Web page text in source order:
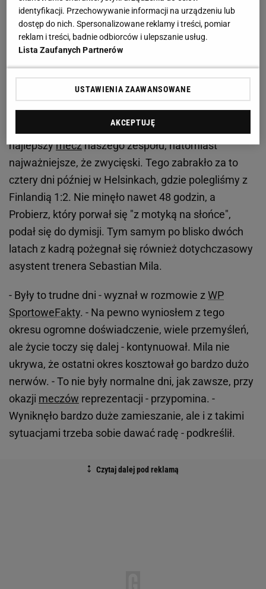
Zobacz wideo
"Były to trudne dni"
Reprezentacja Polski dokładnie 6 czerwca pokonała
w towarzyskim spotkaniu Mołdawię 2:0. Był to nie
najlepszymecznaszego zespołu, natomiast
najważniejsze, że zwycięski. Tego zabrakło za to
cztery dni później w Helsinkach, gdzie polegliśmy z
Finlandią 1:2. Nie minęło nawet 48 godzin, a
Probierz, który porwał się "z motyką na słońce",
podał się do dymisji. Tym samym po blisko dwóch
latach z kadrą pożegnał się również dotychczasowy
asystent trenera Sebastian Mila.
- Były to trudne dni - wyznał w rozmowie z WP
SportoweFakty. - Na pewno wyniosłem z tego
okresu ogromne doświadczenie, wiele przemyśleń,
ale życie toczy się dalej - kontynuował. Mila nie
ukrywa, że ostatni okres kosztował go bardzo dużo
nerwów. - To nie były normalne dni, jak zawsze, przy
okazji meczów reprezentacji - przypomina. -
Wyniknęło bardzo duże zamieszanie, ale i z takimi
sytuacjami trzeba sobie dawać radę - podkreślił.
identyfikacji. Przechowywanie informacji na urządzeniu lub
dostęp do nich. Spersonalizowane reklamy i treści, pomiar
reklam i treści, badnie odbiorców i ulepszanie usług.
Lista Zaufanych Partnerów
USTAWIENIA ZAAWANSOWANE
AKCEPTUJĘ